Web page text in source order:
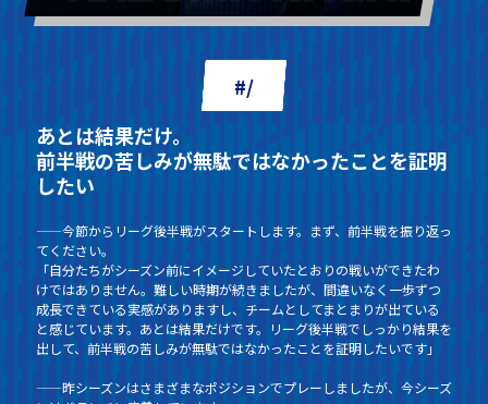
#/
あとは結果だけ。
前半戦の苦しみが無駄ではなかったことを証明
したい
——今節からリーグ後半戦がスタートします。まず、前半戦を振り返っ
てください。
「自分たちがシーズン前にイメージしていたとおりの戦いができたわ
けではありません。難しい時期が続きましたが、間違いなく一歩ずつ
成長できている実感がありますし、チームとしてまとまりが出ている
と感じています。あとは結果だけです。リーグ後半戦でしっかり結果を
出して、前半戦の苦しみが無駄ではなかったことを証明したいです」
——昨シーズンはさまざまなポジションでプレーしましたが、今シーズ